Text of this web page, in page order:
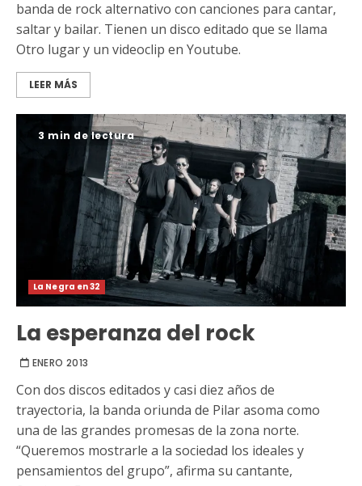
banda de rock alternativo con canciones para cantar,
saltar y bailar. Tienen un disco editado que se llama
Otro lugar y un videoclip en Youtube.
LEER MÁS
3 min de lectura
La Negra en 32
La esperanza del rock
ENERO 2013
Con dos discos editados y casi diez años de
trayectoria, la banda oriunda de Pilar asoma como
una de las grandes promesas de la zona norte.
“Queremos mostrarle a la sociedad los ideales y
pensamientos del grupo”, afirma su cantante,